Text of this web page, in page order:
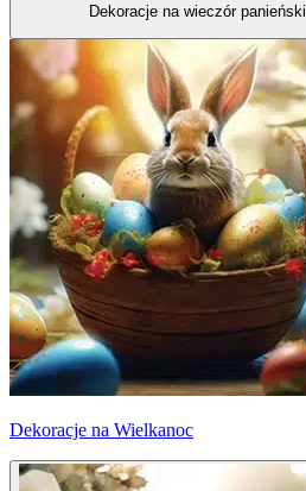
Dekoracje na wieczór panieński
Dekoracje na Wielkanoc